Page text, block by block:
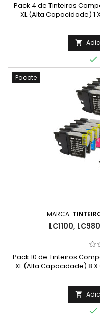
Pack 4 de Tinteiros
XL (Alta Capacidade) 1
X Cor: Ciano -
- Capacidade: 18 ml 1


Pacote
MARCA:
LC1100,
Pack 10 de Tinteiros
XL (Alta Capacidade) 8
Cor: Ciano -
Capacidade: 18 ml 4 X

